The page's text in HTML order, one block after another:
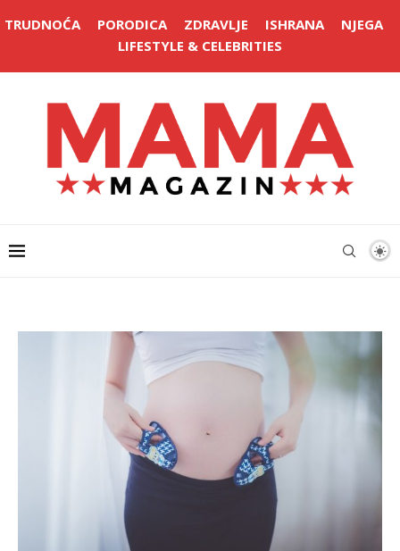
TRUDNOĆA PORODICA ZDRAVLJE ISHRANA
NJEGA
LIFESTYLE & CELEBRITIES